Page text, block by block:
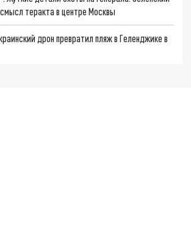
теракта в центре Москвы
дрон превратил пляж в Геленджике в